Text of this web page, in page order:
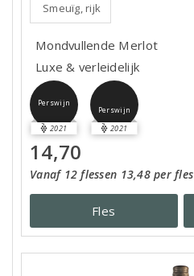
Smeuïg, rijk
Mondvullende Merlot
Luxe & verleidelijk
Perswijn
2021
Perswijn
2021
14,70
Vanaf 12 flessen 13,48 per fles
Fles